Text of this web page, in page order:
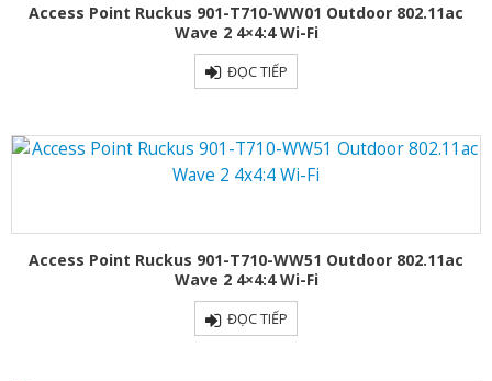
Access Point Ruckus 901-T710-WW01 Outdoor 802.11ac
Wave 2 4×4:4 Wi-Fi
ĐỌC TIẾP
Access Point Ruckus 901-T710-WW51 Outdoor 802.11ac
Wave 2 4×4:4 Wi-Fi
ĐỌC TIẾP